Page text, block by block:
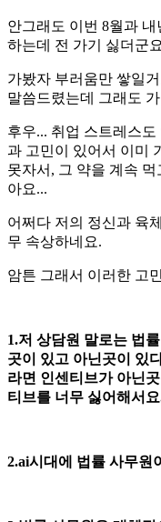
안그래도 이번 8월과
하는데 전 가기 싫더군
가봤자 부러움만 쌓일
말씀드렸는데 그래도
후우... 취업 스트레스
과 고민이 있어서 이미
못자서, 그 약을 계속
아요...
어쩌다 저의 정신과 육
무 속상하네요.
암튼 그래서 이러한 고
1.저 상담원 말로는 법
곳이 있고 아닌곳이 있
라면 인센티브가 아닌
티브를 너무 싫어해서
2.ai시대에 법률 사무원